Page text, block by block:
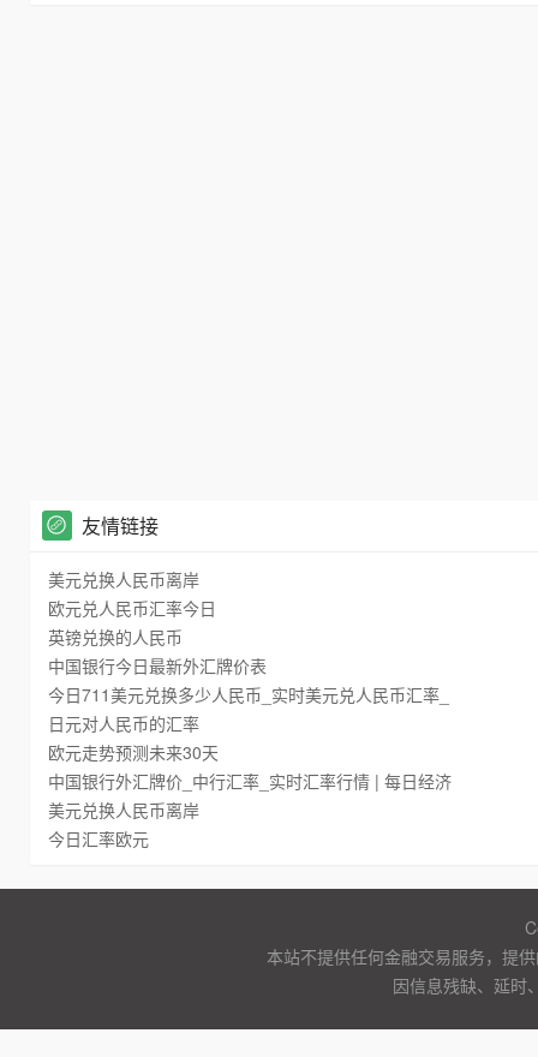
友情链接
美元兑换人民币离岸
欧元兑人民币汇率今日
英镑兑换的人民币
中国银行今日最新外汇牌价表
今日711美元兑换多少人民币_实时美元兑人民币汇率_
日元对人民币的汇率
欧元走势预测未来30天
中国银行外汇牌价_中行汇率_实时汇率行情 | 每日经济
美元兑换人民币离岸
今日汇率欧元
本站不提供任何金融交易服务，提
因信息残缺、延时